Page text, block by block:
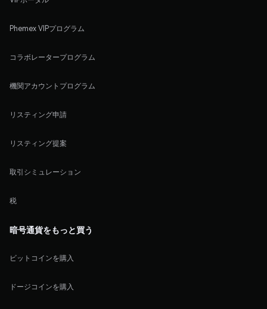
Phemex VIPプログラム
コラボレータープログラム
機関アカウントプログラム
リスティング申請
リスティング提案
取引シミュレーション
税
暗号通貨をもっと買う
ビットコインを購入
ドージコインを購入